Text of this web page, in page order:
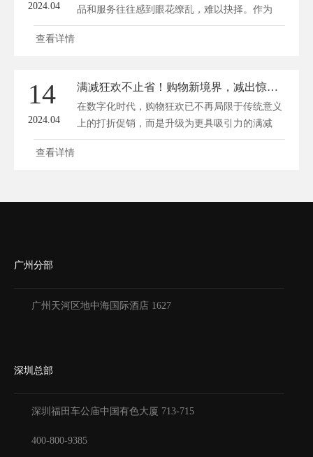
2024.04
品和服务往往感到眼花缭乱，难以抉择。作为
商...
查看详情
14
2024.04
满减狂欢不止省！购物新境界，减出惊喜，送出快乐！
在数字化时代，购物狂欢已不再局限于传统意义
上的打折促销，而是升级为更具吸引力的满减
活...
查看详情
广州分部
广州天河区地中海国际酒店 1627
深圳总部
深圳福田车公庙中国有色大厦 713-715
400-800-9385